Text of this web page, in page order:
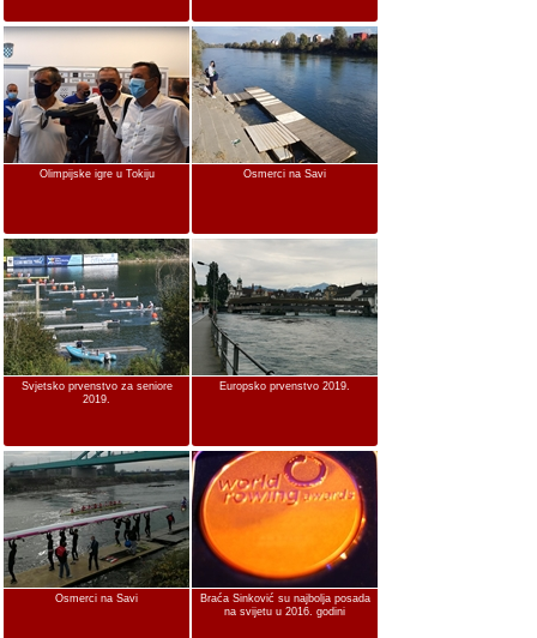
Olimpijske igre u Tokiju Osmerci na Savi
Svjetsko prvenstvo za seniore
2019.
Europsko prvenstvo 2019.
Osmerci na Savi
Braća Sinković su najbolja posada
na svijetu u 2016. godini